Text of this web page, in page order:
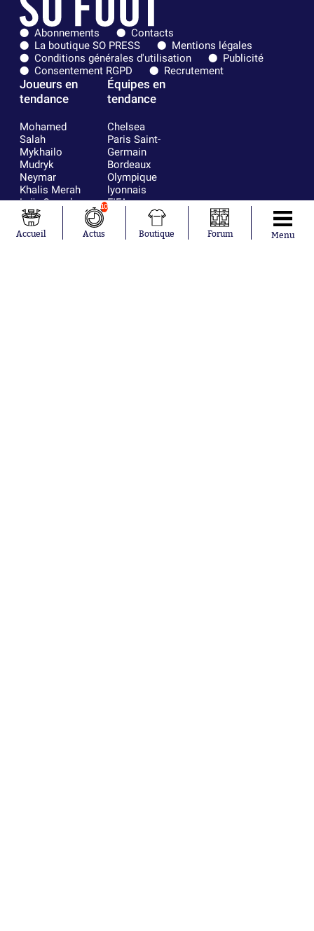
Abonnements
Contacts
La boutique SO PRESS
Mentions légales
Conditions générales d'utilisation
Publicité
Consentement RGPD
Recrutement
Joueurs en
tendance
Mohamed
Salah
Mykhailo
Mudryk
Neymar
Khalis Merah
Loïs Openda
Moussa
Niakhaté
Nicolás
Équipes en
tendance
Chelsea
Paris Saint-
Germain
Bordeaux
Olympique
lyonnais
FIFA
Real Madrid
RC Strasbourg
AC Milan
Accueil
10
Actus Boutique Forum Menu